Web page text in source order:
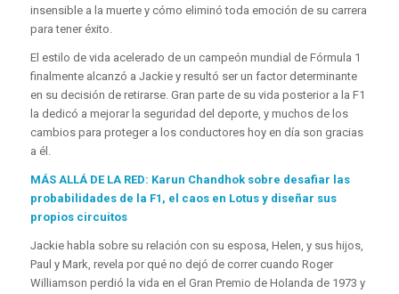
insensible a la muerte y cómo eliminó toda emoción de su carrera
para tener éxito.
El estilo de vida acelerado de un campeón mundial de Fórmula 1
finalmente alcanzó a Jackie y resultó ser un factor determinante
en su decisión de retirarse. Gran parte de su vida posterior a la F1
la dedicó a mejorar la seguridad del deporte, y muchos de los
cambios para proteger a los conductores hoy en día son gracias
a él.
MÁS ALLÁ DE LA RED: Karun Chandhok sobre desafiar las
probabilidades de la F1, el caos en Lotus y diseñar sus
propios circuitos
Jackie habla sobre su relación con su esposa, Helen, y sus hijos,
Paul y Mark, revela por qué no dejó de correr cuando Roger
Williamson perdió la vida en el Gran Premio de Holanda de 1973 y